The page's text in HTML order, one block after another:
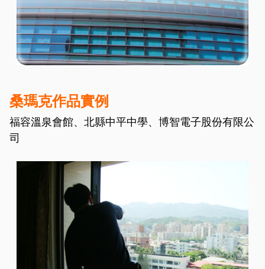
桑瑪克作品實例
福容溫泉會館、北縣中平中學、博智電子股份有限公
司